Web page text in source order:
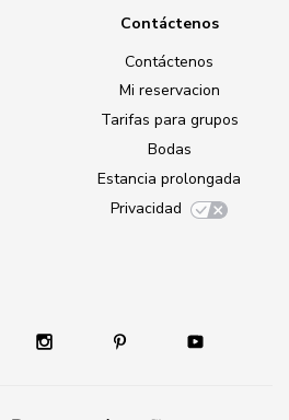
Contáctenos
Contáctenos
Mi reservacion
Tarifas para grupos
Bodas
Estancia prolongada
Privacidad